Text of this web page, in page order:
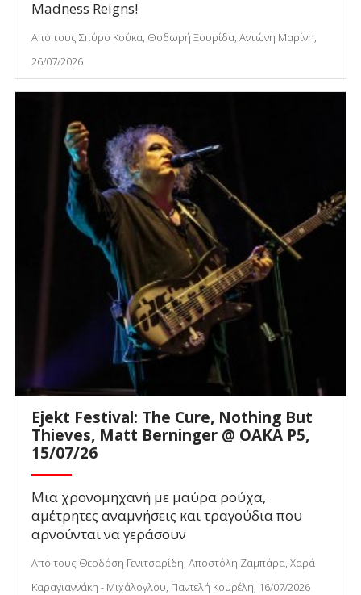
Madness Reigns!
Από τους Σπύρο Κούκα, Θοδωρή Ξουρίδα, Αντώνη Μαρίνη,
26/07/2026
Ejekt Festival: The Cure, Nothing But
Thieves, Matt Berninger @ ΟΑΚΑ P5,
15/07/26
Μια χρονομηχανή με μαύρα ρούχα,
αμέτρητες αναμνήσεις και τραγούδια που
αρνούνται να γεράσουν
Από τους Θεοδόση Γενιτσαρίδη, Αποστόλη Ζαμπάρα, Χαρά
Καραγιαννάκη - Μιχάλογλου, Παντελή Κουρέλη, 16/07/2026